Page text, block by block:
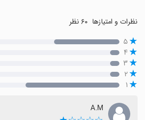
نظرات و امتیازها
۵
۴
۳
۲
۱
A.M